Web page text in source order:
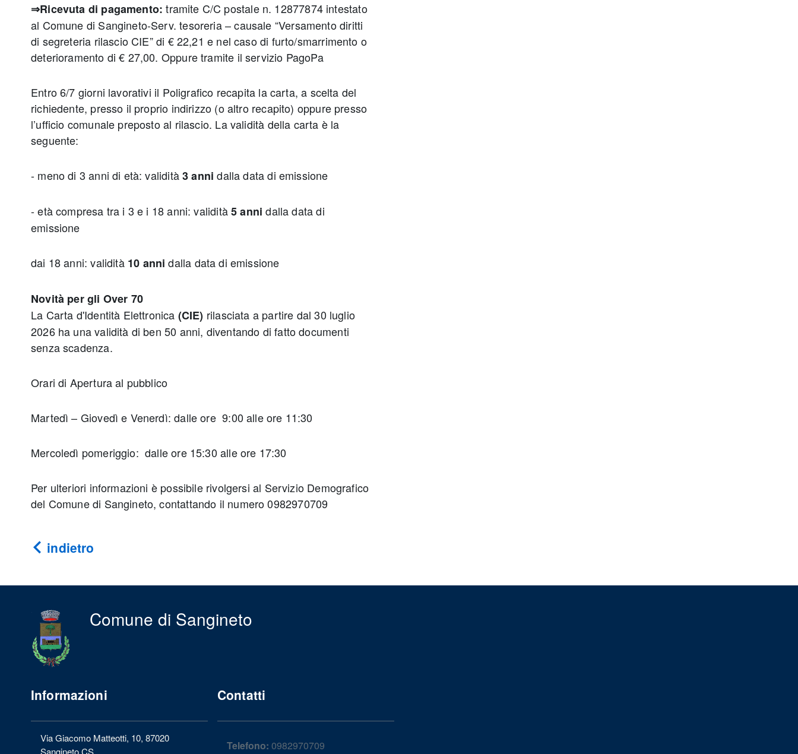
⇒Ricevuta di pagamento:tramite C/C postale n. 12877874 intestato
al Comune di Sangineto-Serv. tesoreria – causale “Versamento diritti
di segreteria rilascio CIE” di € 22,21 e nel caso di furto/smarrimento o
deterioramento di € 27,00. Oppure tramite il servizio PagoPa
Entro 6/7 giorni lavorativi il Poligrafico recapita la carta, a scelta del
richiedente, presso il proprio indirizzo (o altro recapito) oppure presso
l’ufficio comunale preposto al rilascio. La validità della carta è la
seguente:
- meno di 3 anni di età: validità3 anni dalla data di emissione
- età compresa tra i 3 e i 18 anni: validità5 anni dalla data di
emissione
dai 18 anni: validità 10 annidalla data di emissione
Novità per gli Over 70
La Carta d'Identità Elettronica (CIE) rilasciata a partire dal 30 luglio
2026 ha una validità di ben 50 anni, diventando di fatto documenti
senza scadenza.
Orari di Apertura al pubblico
Martedì – Giovedì e Venerdì: dalle ore 9:00 alle ore 11:30
Mercoledì pomeriggio: dalle ore 15:30 alle ore 17:30
Per ulteriori informazioni è possibile rivolgersi al Servizio Demografico
del Comune di Sangineto, contattando il numero 0982970709
indietro
Comune di Sangineto
Informazioni
Via Giacomo Matteotti, 10, 87020
Sangineto CS
Contatti
Telefono: 0982970709